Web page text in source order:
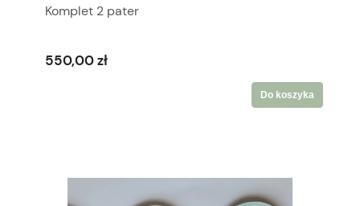
Komplet 2 pater
550,00 zł
Do koszyka